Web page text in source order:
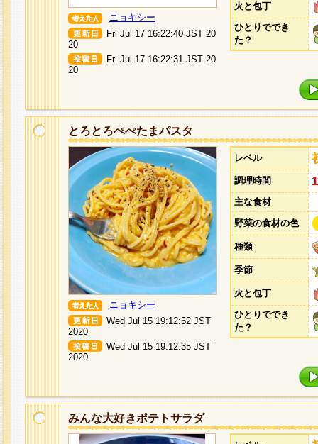
ニョキシー
Fri Jul 17 16:22:40 JST 20
20
Fri Jul 17 16:22:31 JST 20
20
火と包丁
ひとりででき
た？
とろとろぺぺたまパスタ
ニョキシー
Wed Jul 15 19:12:52 JST
2020
Wed Jul 15 19:12:35 JST
2020
レベル
調理時間
主な食材
野菜の食材の色
種類
季節
火と包丁
ひとりででき
た？
みんな大好きポテトサラダ